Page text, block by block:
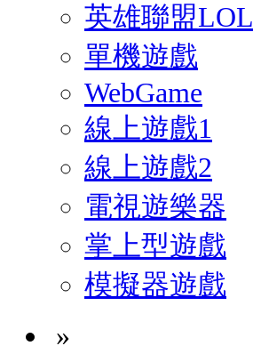
英雄聯盟LOL
單機遊戲
WebGame
線上遊戲1
線上遊戲2
電視遊樂器
掌上型遊戲
模擬器遊戲
»